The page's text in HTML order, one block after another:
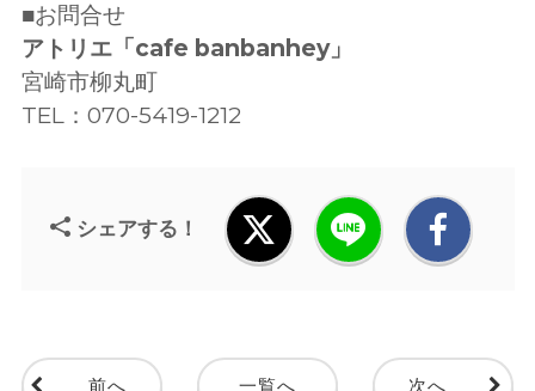
■お問合せ
アトリエ「cafe banbanhey」
宮崎市柳丸町
TEL：070-5419-1212
シェアする！
前へ 一覧へ 次へ